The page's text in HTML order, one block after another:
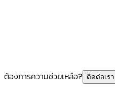
ต้องการความช่วยเหลือ? ติดต่อเรา